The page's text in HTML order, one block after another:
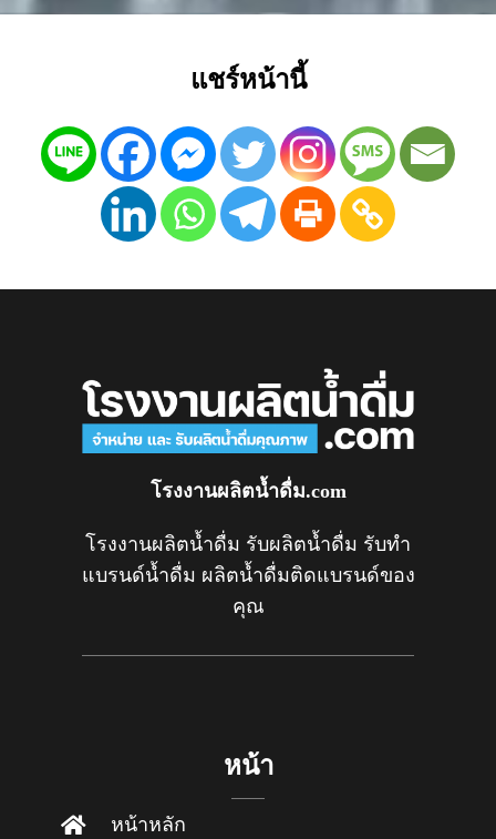
แชร์หน้านี้
โรงงานผลิตน้ำดื่ม.com
โรงงานผลิตน้ำดื่ม รับผลิตน้ำดื่ม รับทำ
แบรนด์น้ำดื่ม ผลิตน้ำดื่มติดแบรนด์ของ
คุณ
หน้า
หน้าหลัก